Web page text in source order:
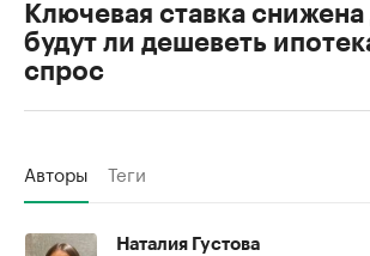
Ключевая ставка снижена
будут ли дешеветь
спрос
Авторы Теги
Наталия Густова